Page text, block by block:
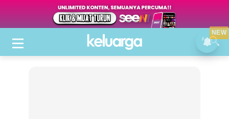
NEW